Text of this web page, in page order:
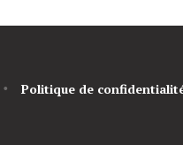
Politique de